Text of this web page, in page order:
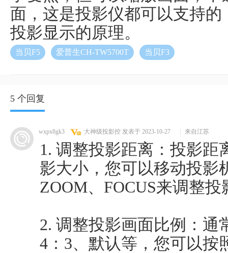
面，这是投影仪都可以支持
投影显示的原理。
当贝F5 爱普生CH-TW5700T 当贝F3
5 个回复
wxpx8gk3 大神级投影控 发表于 2023-10-27 来自江苏
1. 调整投影距离：投影距
影大小，您可以移动投影
ZOOM、FOCUS来调整投
2. 调整投影画面比例：通
4：3、默认等，您可以按